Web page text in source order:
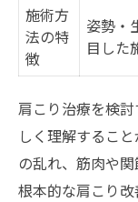
施術方
法の特
徴
姿勢・
目した
肩こり治療を検
しく理解するこ
の乱れ、筋肉や
根本的な肩こり